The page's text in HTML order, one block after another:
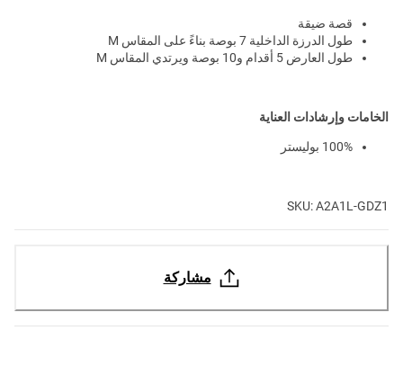
قصة ضيقة
طول الدرزة الداخلية 7 بوصة بناءً على المقاس M
طول العارض 5 أقدام و10 بوصة ويرتدي المقاس M
الخامات وإرشادات العناية
100% بوليستر
SKU: A2A1L-GDZ1
مشاركة